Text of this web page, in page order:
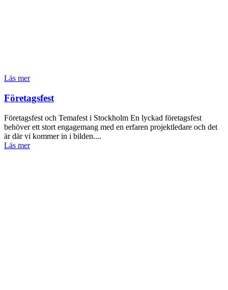
Läs mer
Företagsfest
Företagsfest och Temafest i Stockholm En lyckad företagsfest
behöver ett stort engagemang med en erfaren projektledare och det
är där vi kommer in i bilden....
Läs mer